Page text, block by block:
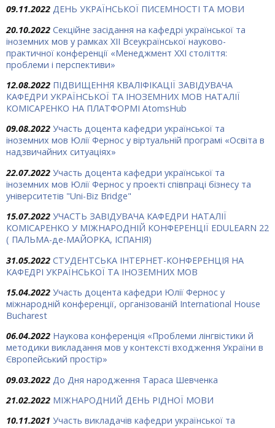
09.11.2022 ДЕНЬ УКРАЇНСЬКОЇ ПИСЕМНОСТІ ТА МОВИ
20.10.2022 Секційне засідання на кафедрі української та
іноземних мов у рамках XII Всеукраїнської науково-
практичної конференції «Менеджмент ХХІ століття:
проблеми і перспективи»
12.08.2022 ПІДВИЩЕННЯ КВАЛІФІКАЦІЇ ЗАВІДУВАЧА
КАФЕДРИ УКРАЇНСЬКОЇ ТА ІНОЗЕМНИХ МОВ НАТАЛІЇ
КОМІСАРЕНКО НА ПЛАТФОРМІ AtomsHub
09.08.2022 Участь доцента кафедри української та
іноземних мов Юлії Фернос у віртуальній програмі «Освіта в
надзвичайних ситуаціях»
22.07.2022 Участь доцента кафедри української та
іноземних мов Юлії Фернос у проекті співпраці бізнесу та
університетів "Uni-Biz Bridge"
15.07.2022 УЧАСТЬ ЗАВІДУВАЧА КАФЕДРИ НАТАЛІЇ
КОМІСАРЕНКО У МІЖНАРОДНІЙ КОНФЕРЕНЦІЇ EDULEARN 22
( ПАЛЬМА-де-МАЙОРКА, ІСПАНІЯ)
31.05.2022 СТУДЕНТСЬКА ІНТЕРНЕТ-КОНФЕРЕНЦІЯ НА
КАФЕДРІ УКРАЇНСЬКОЇ ТА ІНОЗЕМНИХ МОВ
15.04.2022 Участь доцента кафедри Юлії Фернос у
міжнародній конференції, організованій International House
Bucharest
06.04.2022 Наукова конференція «Проблеми лінгвістики й
методики викладання мов у контексті входження України в
Європейський простір»
09.03.2022 До Дня народження Тараса Шевченка
21.02.2022 МІЖНАРОДНИЙ ДЕНЬ РІДНОЇ МОВИ
10.11.2021 Участь викладачів кафедри української та